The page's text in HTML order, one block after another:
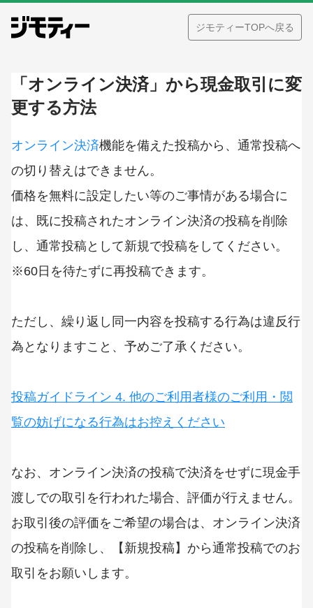
ジモティーTOPへ戻る
「オンライン決済」から現金取引に変
更する方法
オンライン決済機能を備えた投稿から、通常投稿へ
の切り替えはできません。
価格を無料に設定したい等のご事情がある場合に
は、既に投稿されたオンライン決済の投稿を削除
し、通常投稿として新規で投稿をしてください。
※60日を待たずに再投稿できます。
ただし、繰り返し同一内容を投稿する行為は違反行
為となりますこと、予めご了承ください。
投稿ガイドライン 4. 他のご利用者様のご利用・閲
覧の妨げになる行為はお控えください
なお、オンライン決済の投稿で決済をせずに現金手
渡しでの取引を行われた場合、評価が行えません。
お取引後の評価をご希望の場合は、オンライン決済
の投稿を削除し、【新規投稿】から通常投稿でのお
取引をお願いします。